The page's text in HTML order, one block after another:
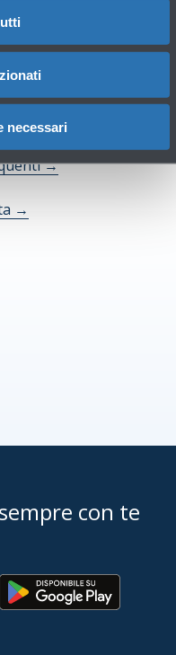
necessari
→
→
con te